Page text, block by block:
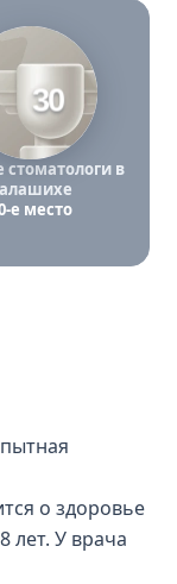
30
стоматологи в
е место
о здоровье
лет. У врача